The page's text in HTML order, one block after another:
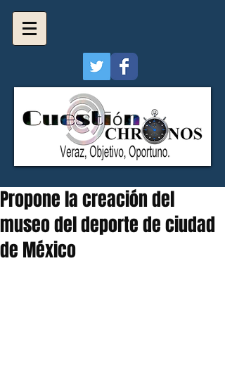
Propone la creación del
museo del deporte de ciudad
de México